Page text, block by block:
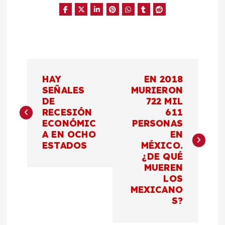
v
HAY
SEÑALES
DE
RECESIÓN
ECONÓMIC
A EN OCHO
ESTADOS
EN 2018
MURIERON
722 MIL
611
PERSONAS
EN
MÉXICO.
¿DE QUÉ
MUEREN
LOS
MEXICANO
S?